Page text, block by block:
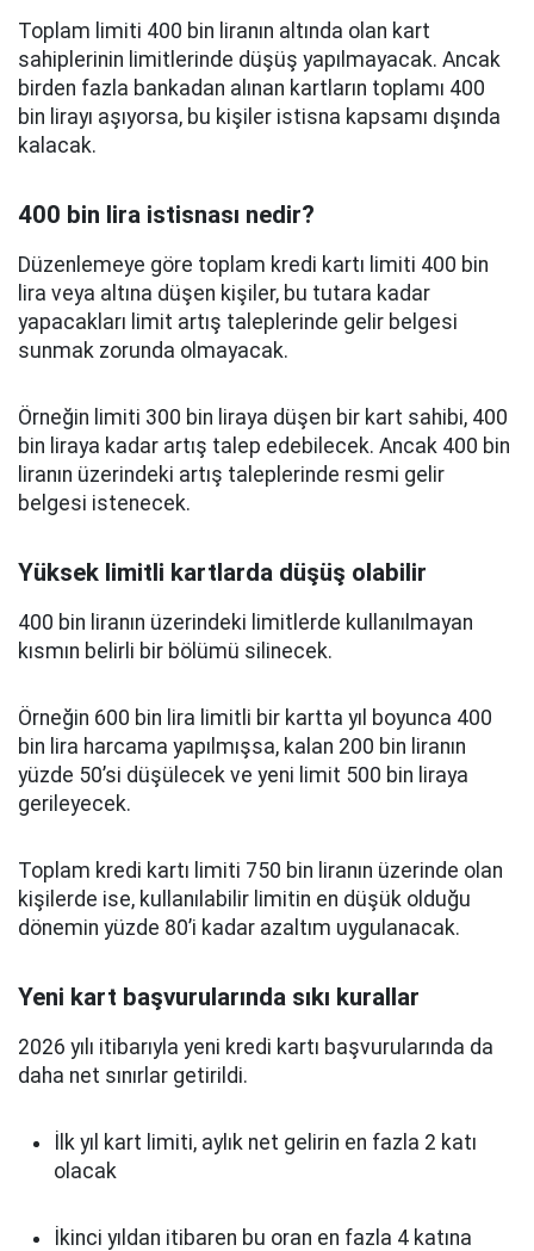
Toplam limiti 400 bin liranın altında olan kart
sahiplerinin limitlerinde düşüş yapılmayacak. Ancak
birden fazla bankadan alınan kartların toplamı 400
bin lirayı aşıyorsa, bu kişiler istisna kapsamı dışında
kalacak.
400 bin lira istisnası nedir?
Düzenlemeye göre toplam kredi kartı limiti 400 bin
lira veya altına düşen kişiler, bu tutara kadar
yapacakları limit artış taleplerinde gelir belgesi
sunmak zorunda olmayacak.
Örneğin limiti 300 bin liraya düşen bir kart sahibi, 400
bin liraya kadar artış talep edebilecek. Ancak 400 bin
liranın üzerindeki artış taleplerinde resmi gelir
belgesi istenecek.
Yüksek limitli kartlarda düşüş olabilir
400 bin liranın üzerindeki limitlerde kullanılmayan
kısmın belirli bir bölümü silinecek.
Örneğin 600 bin lira limitli bir kartta yıl boyunca 400
bin lira harcama yapılmışsa, kalan 200 bin liranın
yüzde 50’si düşülecek ve yeni limit 500 bin liraya
gerileyecek.
Toplam kredi kartı limiti 750 bin liranın üzerinde olan
kişilerde ise, kullanılabilir limitin en düşük olduğu
dönemin yüzde 80’i kadar azaltım uygulanacak.
Yeni kart başvurularında sıkı kurallar
2026 yılı itibarıyla yeni kredi kartı başvurularında da
daha net sınırlar getirildi.
İlk yıl kart limiti, aylık net gelirin en fazla 2 katı
olacak
İkinci yıldan itibaren bu oran en fazla 4 katına